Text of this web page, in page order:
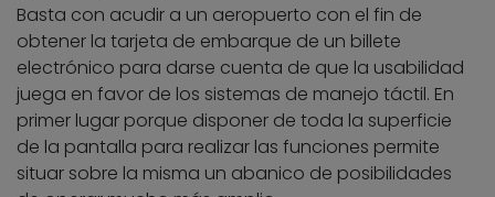
Basta con acudir a un aeropuerto con el fin de
obtener la tarjeta de embarque de un billete
electrónico para darse cuenta de que la usabilidad
juega en favor de los sistemas de manejo táctil. En
primer lugar porque disponer de toda la superficie
de la pantalla para realizar las funciones permite
situar sobre la misma un abanico de posibilidades